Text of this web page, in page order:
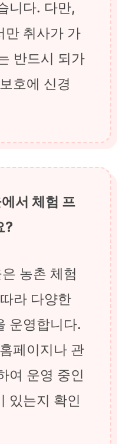
니다. 다만,
만 취사가 가
반드시 되가
호에 신경
서 체험 프
?
농촌 체험
라 다양한
운영합니다.
페이지나 관
여 운영 중인
있는지 확인